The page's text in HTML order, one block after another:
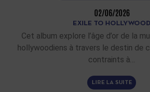
02/06/2026
EXILE TO HOLLYWOOD
Cet album explore l’âge d’or de la
hollywoodiens à travers le destin de
contraints à…
LIRE LA SUITE